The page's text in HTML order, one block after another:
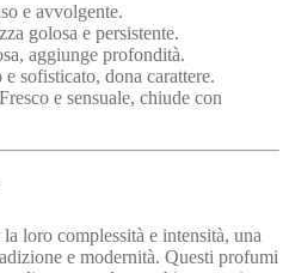
e avvolgente.
golosa e persistente.
aggiunge profondità.
e sofisticato, dona carattere.
e sensuale, chiude con
loro complessità e intensità, una
e modernità. Questi profumi